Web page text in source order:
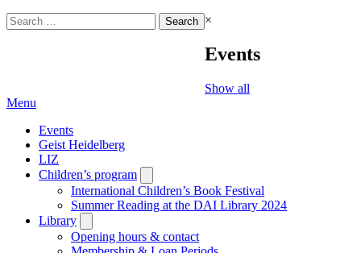
Search
for:
×
Events
Show all
Menu
Events
Geist Heidelberg
LIZ
Children’s program
submenu
International Children’s Book Festival
Summer Reading at the DAI Library 2024
Library
submenu
Opening hours & contact